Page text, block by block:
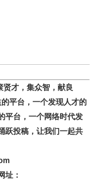
才，集众智，献良
平台，一个发现人才的
平台，一个网络时代发
跃投稿，让我们一起共
：